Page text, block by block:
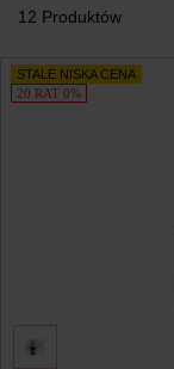
12 Produktów
Produkty
STALE NISKA CENA
20 RAT 0%